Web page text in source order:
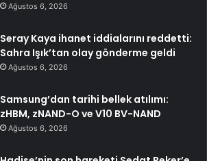
Ağustos 6, 2026
Seray Kaya ihanet iddialarını reddetti:
Sahra Işık’tan olay gönderme geldi
Ağustos 6, 2026
Samsung’dan tarihi bellek atılımı:
zHBM, zNAND-O ve V10 BV-NAND
Ağustos 6, 2026